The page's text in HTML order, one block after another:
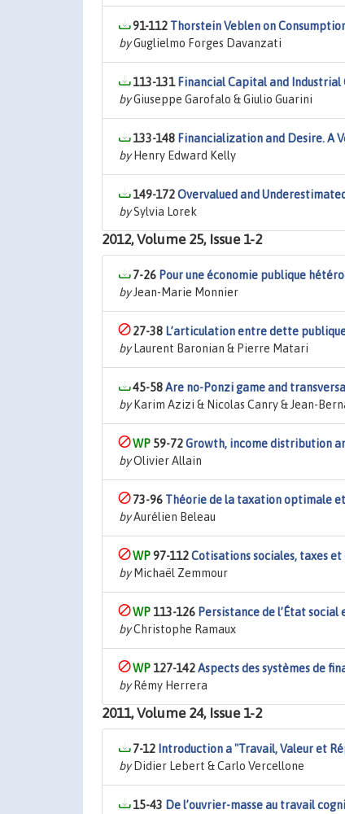
91-112 Thorstein Veblen on
byGuglielmo Forges Davanzati
113-131 Financial Capital and
byGiuseppe Garofalo & Giulio Guarini
133-148 Financialization and Desire. A
byHenry Edward Kelly
149-172Overvalued and
bySylvia Lorek
2012, Volume 25, Issue 1-2
7-26 Pour une économie publique
byJean-Marie Monnier
27-38 L’articulation entre dette
byLaurent Baronian & Pierre Matari
45-58Are no-Ponzi game and
byKarim Azizi & Nicolas Canry & Jean-
59-72Growth, income distribution
byOlivier Allain
73-96 Théorie de la taxation optimale
byAurélien Beleau
97-112Cotisations sociales, taxes
byMichaël Zemmour
113-126 Persistance de l’État
byChristophe Ramaux
127-142Aspects des systèmes de
byRémy Herrera
2011, Volume 24, Issue 1-2
7-12 Introduction a "Travail, Valeur et
byDidier Lebert & Carlo Vercellone
15-43 De l’ouvrier-masse au travail